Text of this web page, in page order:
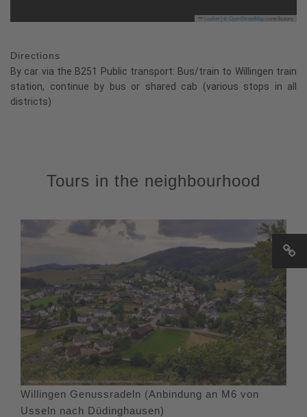
Leaflet OpenStreetMapcontributors
Directions
By car via the B251 Public transport: Bus/train to Willingen train
station, continue by bus or shared cab (various stops in all
districts)
Tours in the neighbourhood
Willingen Genussradeln (Anbindung an M6 von
Usseln nach Düdinghausen)